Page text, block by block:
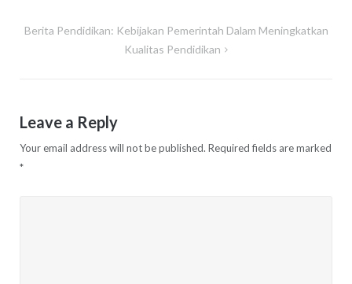
Berita Pendidikan: Kebijakan Pemerintah Dalam Meningkatkan
Kualitas Pendidikan
Leave a Reply
Your email address will not be published. Required fields are marked
*